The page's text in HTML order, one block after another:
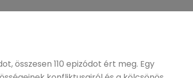
összesen 110 epizódot ért meg. Egy